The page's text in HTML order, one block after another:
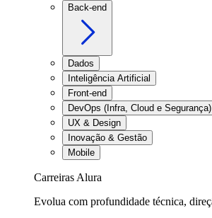
Back-end
Dados
Inteligência Artificial
Front-end
DevOps (Infra, Cloud e Segurança)
UX & Design
Inovação & Gestão
Mobile
Carreiras Alura
Evolua com profundidade técnica,